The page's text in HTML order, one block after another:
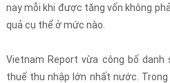
nay mỗi khi được tăng vốn không
quả cụ thể ở mức nào.
Vietnam Report vừa công bố danh
thuế thu nhập lớn nhất nước.